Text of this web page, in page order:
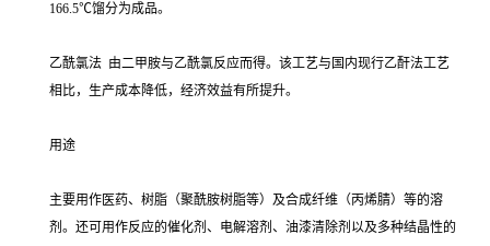
166.5℃馏分为成品。
乙酰氯法 由二甲胺与乙酰氯反应而得。该工艺与国内现行乙酐法工艺
相比，生产成本降低，经济效益有所提升。
用途
主要用作医药、树脂（聚酰胺树脂等）及合成纤维（丙烯腈）等的溶
剂。还可用作反应的催化剂、电解溶剂、油漆清除剂以及多种结晶性的